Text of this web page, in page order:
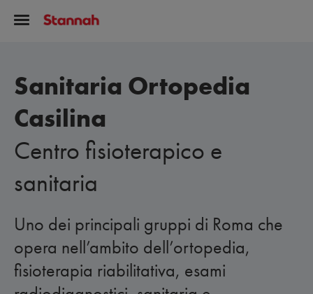
Sanitaria Ortopedia
Casilina
Centro fisioterapico e
sanitaria
Uno dei principali gruppi di Roma che
opera nell’ambito dell’ortopedia,
fisioterapia riabilitativa, esami